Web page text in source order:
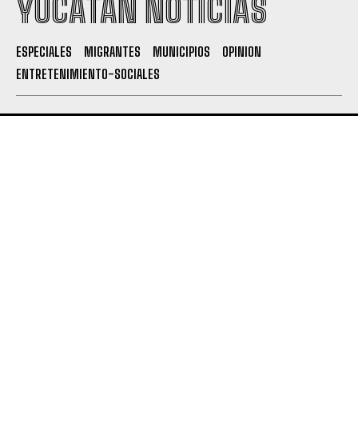
YUCATÁN NOTICIAS
ESPECIALES MIGRANTES MUNICIPIOS
OPINION
ENTRETENIMIENTO-SOCIALES